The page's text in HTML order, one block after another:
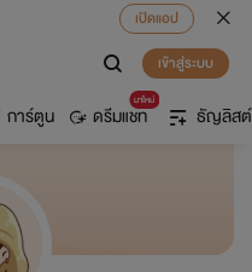
เปิดแอป
เข้าสู่ระบบ
การ์ตูน
มาใหม่
ดรีมแชท ธัญลิสต์